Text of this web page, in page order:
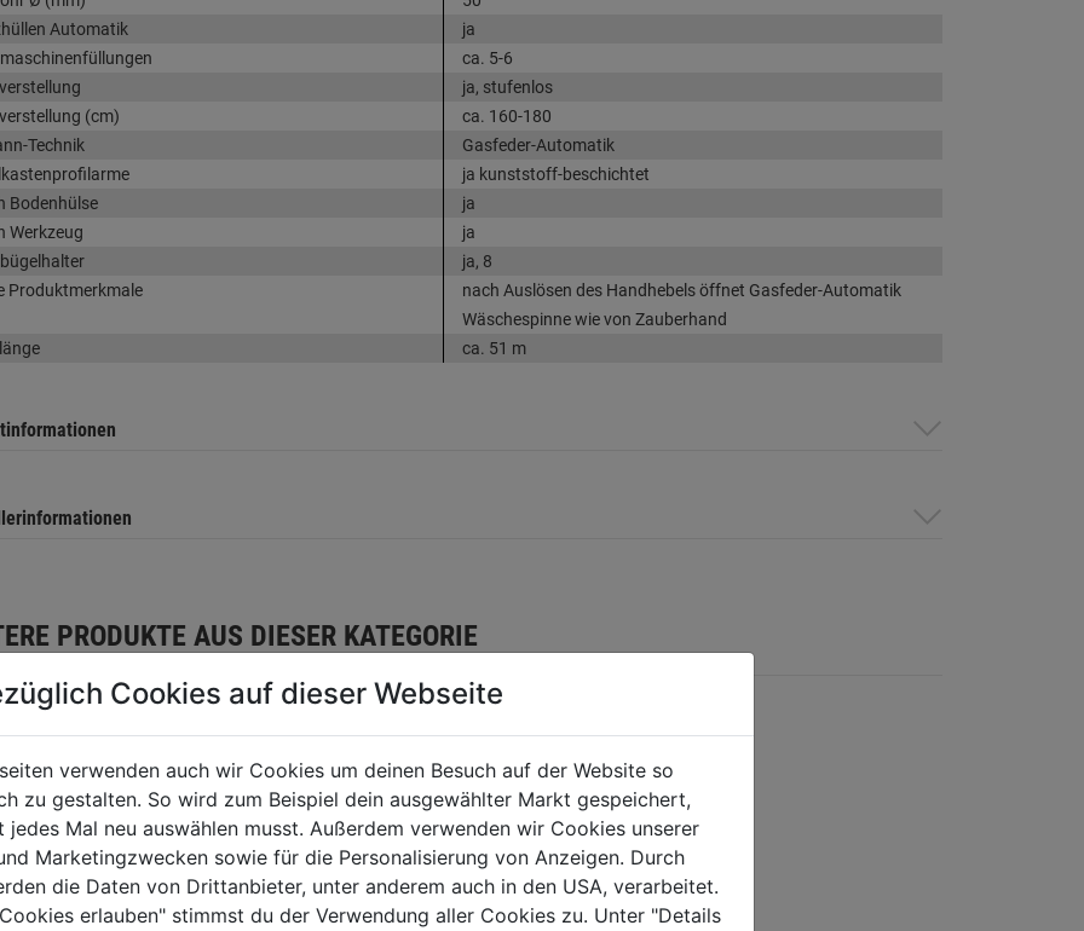
Automatik
ja
ca. 5-6
ja, stufenlos
(cm)
ca. 160-180
Technik
Gasfeder-Automatik
ja kunststoff-beschichtet
Bodenhülse
ja
Werkzeug
ja
ja, 8
Produktmerkmale
nach Auslösen des Handhebels öffnet Gasfeder-Automatik
Wäschespinne wie von Zauberhand
ca. 51 m
PRODUKTE AUS DIESER KATEGORIE
Cookies auf dieser Webseite
verwenden auch wir Cookies um deinen Besuch auf der Website so
zu gestalten. So wird zum Beispiel dein ausgewählter Markt gespeichert,
Mal neu auswählen musst. Außerdem verwenden wir Cookies unserer
Marketingzwecken sowie für die Personalisierung von Anzeigen. Durch
die Daten von Drittanbieter, unter anderem auch in den USA, verarbeitet.
erlauben" stimmst du der Verwendung aller Cookies zu. Unter "Details